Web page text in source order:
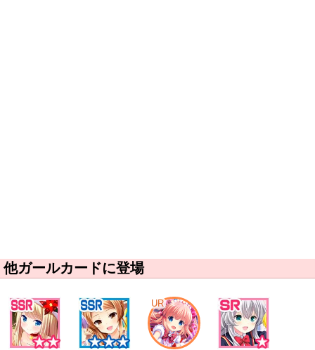
他ガールカードに登場
UR